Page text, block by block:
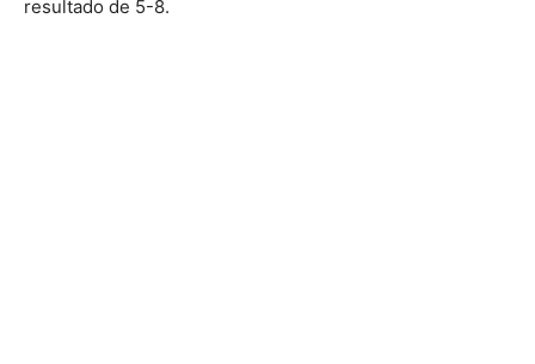
resultado de 5-8.